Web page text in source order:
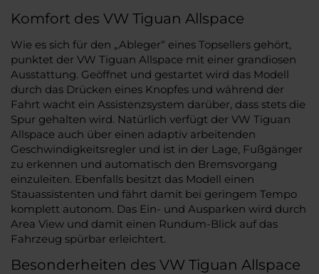
Komfort des VW Tiguan Allspace
Wie es sich für den „Ableger“ eines Topsellers gehört,
punktet der VW Tiguan Allspace mit einer grandiosen
Ausstattung. Geöffnet und gestartet wird das Modell
durch das Drücken eines Knopfes und während der
Fahrt wacht ein Assistenzsystem darüber, dass stets die
Spur gehalten wird. Natürlich verfügt der VW Tiguan
Allspace auch über einen adaptiv arbeitenden
Geschwindigkeitsregler und ist in der Lage, Fußgänger
zu erkennen und automatisch den Bremsvorgang
einzuleiten. Ebenfalls besitzt das Modell einen
Stauassistenten und fährt damit bei geringem Tempo
komplett autonom. Das Ein- und Ausparken wird durch
Area View und damit einen Rundum-Blick auf das
Fahrzeug spürbar erleichtert.
Besonderheiten des VW Tiguan Allspace